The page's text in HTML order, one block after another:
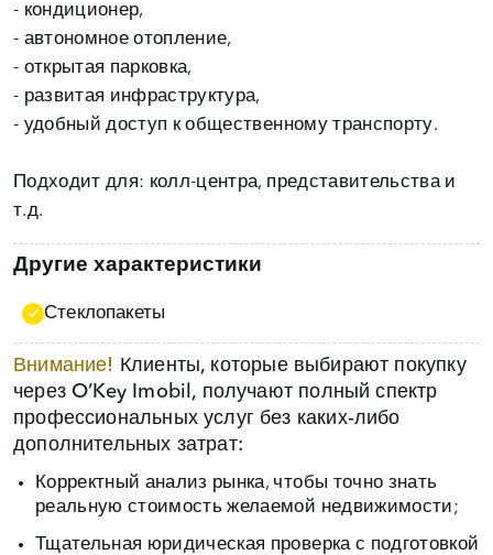
- кондиционер,
- автономное отопление,
- открытая парковка,
- развитая инфраструктура,
- удобный доступ к общественному транспорту.
Подходит для: колл-центра, представительства и
т.д.
Другие характеристики
Стеклопакеты
Внимание!
Клиенты, которые выбирают покупку
через O’Key Imobil, получают полный спектр
профессиональных услуг без каких‑либо
дополнительных затрат:
Корректный анализ рынка, чтобы точно знать
реальную стоимость желаемой недвижимости;
Тщательная юридическая проверка с подготовкой